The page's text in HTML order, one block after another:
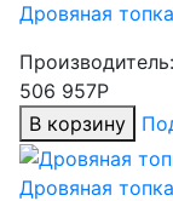
Дровяная
Производитель:
506 957Р
В корзину
Дровяная